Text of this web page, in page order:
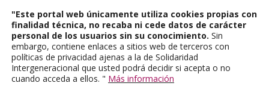
"Este portal web únicamente utiliza cookies propias con
finalidad técnica, no recaba ni cede datos de carácter
personal de los usuarios sin su conocimiento. Sin
embargo, contiene enlaces a sitios web de terceros con
políticas de privacidad ajenas a la de Solidaridad
Intergeneracional que usted podrá decidir si acepta o no
cuando acceda a ellos. " Más información